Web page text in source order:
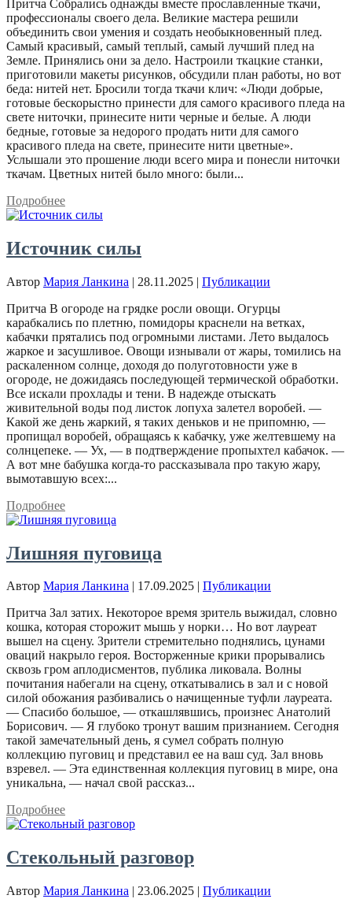
Притча Собрались однажды вместе прославленные ткачи,
профессионалы своего дела. Великие мастера решили
объединить свои умения и создать необыкновенный плед.
Самый красивый, самый теплый, самый лучший плед на
Земле. Принялись они за дело. Настроили ткацкие станки,
приготовили макеты рисунков, обсудили план работы, но вот
беда: нитей нет. Бросили тогда ткачи клич: «Люди добрые,
готовые бескорыстно принести для самого красивого пледа на
свете ниточки, принесите нити черные и белые. А люди
бедные, готовые за недорого продать нити для самого
красивого пледа на свете, принесите нити цветные».
Услышали это прошение люди всего мира и понесли ниточки
ткачам. Цветных нитей было много: были...
Подробнее
Источник силы
Автор Мария Ланкина | 28.11.2025 | Публикации
Притча В огороде на грядке росли овощи. Огурцы
карабкались по плетню, помидоры краснели на ветках,
кабачки прятались под огромными листами. Лето выдалось
жаркое и засушливое. Овощи изнывали от жары, томились на
раскаленном солнце, доходя до полуготовности уже в
огороде, не дожидаясь последующей термической обработки.
Все искали прохлады и тени. В надежде отыскать
живительной воды под листок лопуха залетел воробей. —
Какой же день жаркий, я таких деньков и не припомню, —
пропищал воробей, обращаясь к кабачку, уже желтевшему на
солнцепеке. — Ух, — в подтверждение пропыхтел кабачок. —
А вот мне бабушка когда-то рассказывала про такую жару,
вымотавшую всех:...
Подробнее
Лишняя пуговица
Автор Мария Ланкина | 17.09.2025 | Публикации
Притча Зал затих. Некоторое время зритель выжидал, словно
кошка, которая сторожит мышь у норки… Но вот лауреат
вышел на сцену. Зрители стремительно поднялись, цунами
оваций накрыло героя. Восторженные крики прорывались
сквозь гром аплодисментов, публика ликовала. Волны
почитания набегали на сцену, откатывались в зал и с новой
силой обожания разбивались о начищенные туфли лауреата.
— Спасибо большое, — откашлявшись, произнес Анатолий
Борисович. — Я глубоко тронут вашим признанием. Сегодня
такой замечательный день, я сумел собрать полную
коллекцию пуговиц и представил ее на ваш суд. Зал вновь
взревел. — Эта единственная коллекция пуговиц в мире, она
уникальна, — начал свой рассказ...
Подробнее
Стекольный разговор
Автор Мария Ланкина | 23.06.2025 | Публикации